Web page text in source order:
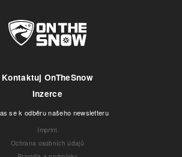
Kontaktuj OnTheSnow
Inzerce
se k odběru našeho newsletteru
Imprint
Ochrana osobních údajů